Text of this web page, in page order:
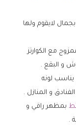
لايقوم ولها
مع الكوارتز
و البقع .
يناسب لونه
و المنازل .
بمظهر راقي و
.